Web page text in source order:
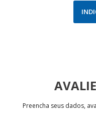
AVALIE
Preencha seus dados,